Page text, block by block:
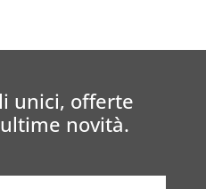
unici, offerte
novità.